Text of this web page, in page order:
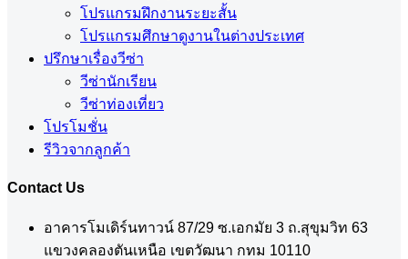
โปรแกรมฝึกงานระยะสั้น
โปรแกรมศึกษาดูงานในต่างประเทศ
ปรึกษาเรื่องวีซ่า
วีซ่านักเรียน
วีซ่าท่องเที่ยว
โปรโมชั่น
รีวิวจากลูกค้า
Contact Us
อาคารโมเดิร์นทาวน์ 87/29 ซ.เอกมัย 3 ถ.สุขุมวิท 63
แขวงคลองตันเหนือ เขตวัฒนา กทม 10110